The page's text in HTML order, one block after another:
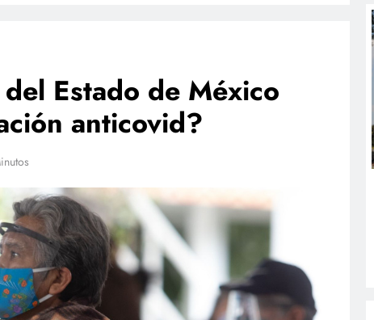
Estado de México
anticovid?
de
a finales
Camionazo en Sonora deja un
muerto y 39 lesionados en la
carretera Obregón-Empalme
julio 17, 2026